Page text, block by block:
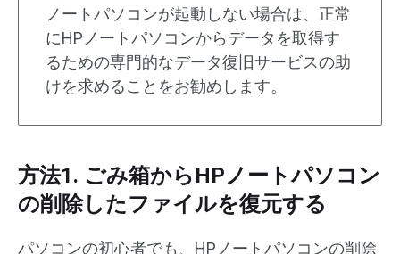
ノートパソコンが起動しない場合は、正常
にHPノートパソコンからデータを取得す
るための専門的なデータ復旧サービスの助
けを求めることをお勧めします。
方法1. ごみ箱からHPノートパソコン
の削除したファイルを復元する
パソコンの初心者でも、HPノートパソコンの削除